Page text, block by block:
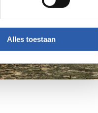
Alles toestaan